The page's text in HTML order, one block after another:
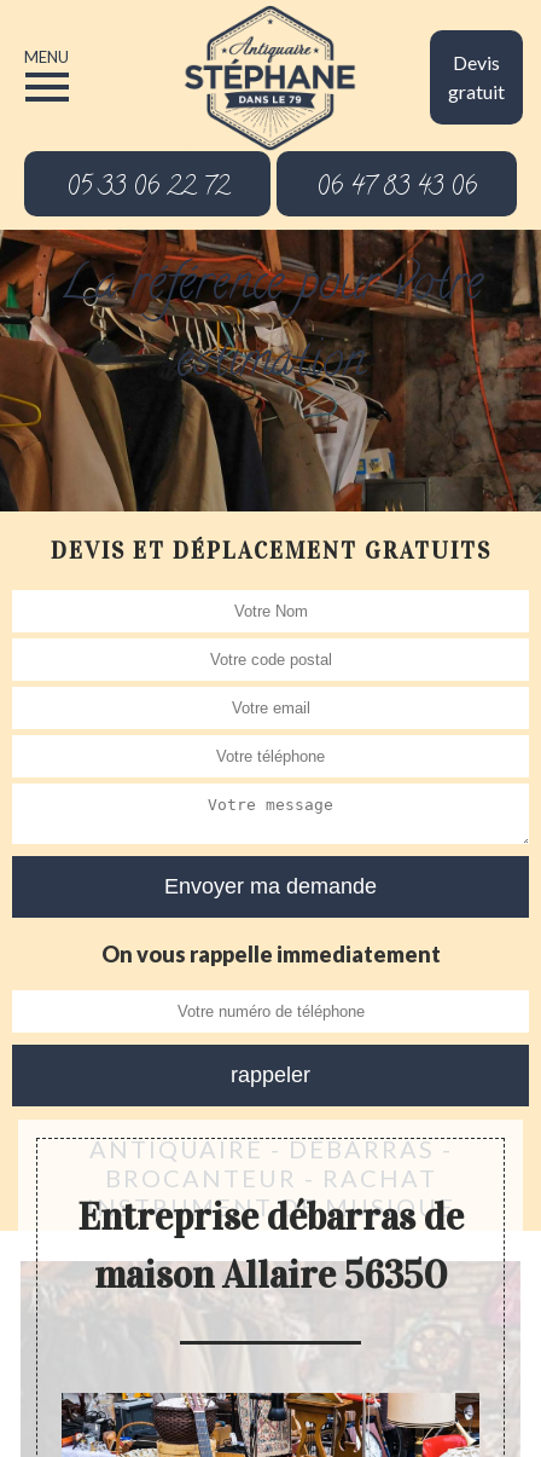
Devis
gratuit
MENU
05 33 06 22 72 06 47 83 43 06
La référence pour votre
estimation
DEVIS ET DÉPLACEMENT GRATUITS
On vous rappelle immediatement
ANTIQUAIRE - DÉBARRAS -
BROCANTEUR - RACHAT
INSTRUMENT DE MUSIQUE
Entreprise débarras de
maison Allaire 56350